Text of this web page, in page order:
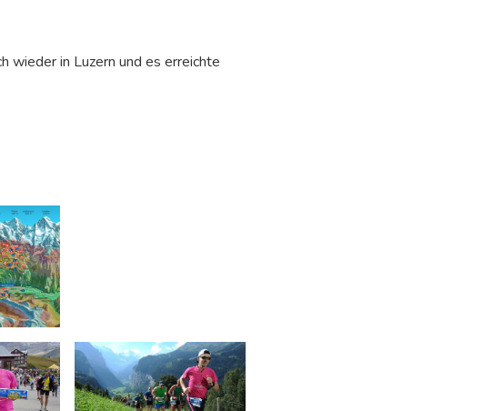
wieder in Luzern und es erreichte